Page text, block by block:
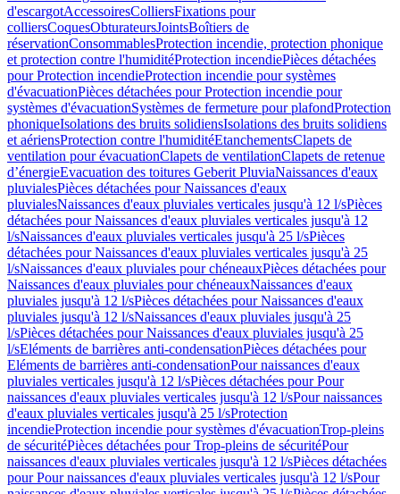
d'escargotAccessoiresColliersFixations pour
colliersCoquesObturateursJointsBoîtiers de
réservationConsommablesProtection incendie, protection phonique
et protection contre l'humiditéProtection incendiePièces détachées
pour Protection incendieProtection incendie pour systèmes
d'évacuationPièces détachées pour Protection incendie pour
systèmes d'évacuationSystèmes de fermeture pour plafondProtection
phoniqueIsolations des bruits solidiensIsolations des bruits solidiens
et aériensProtection contre l'humiditéEtanchementsClapets de
ventilation pour évacuationClapets de ventilationClapets de retenue
d’énergieEvacuation des toitures Geberit PluviaNaissances d'eaux
pluvialesPièces détachées pour Naissances d'eaux
pluvialesNaissances d'eaux pluviales verticales jusqu'à 12 l/sPièces
détachées pour Naissances d'eaux pluviales verticales jusqu'à 12
l/sNaissances d'eaux pluviales verticales jusqu'à 25 l/sPièces
détachées pour Naissances d'eaux pluviales verticales jusqu'à 25
l/sNaissances d'eaux pluviales pour chéneauxPièces détachées pour
Naissances d'eaux pluviales pour chéneauxNaissances d'eaux
pluviales jusqu'à 12 l/sPièces détachées pour Naissances d'eaux
pluviales jusqu'à 12 l/sNaissances d'eaux pluviales jusqu'à 25
l/sPièces détachées pour Naissances d'eaux pluviales jusqu'à 25
l/sEléments de barrières anti-condensationPièces détachées pour
Eléments de barrières anti-condensationPour naissances d'eaux
pluviales verticales jusqu'à 12 l/sPièces détachées pour Pour
naissances d'eaux pluviales verticales jusqu'à 12 l/sPour naissances
d'eaux pluviales verticales jusqu'à 25 l/sProtection
incendieProtection incendie pour systèmes d'évacuationTrop-pleins
de sécuritéPièces détachées pour Trop-pleins de sécuritéPour
naissances d'eaux pluviales verticales jusqu'à 12 l/sPièces détachées
pour Pour naissances d'eaux pluviales verticales jusqu'à 12 l/sPour